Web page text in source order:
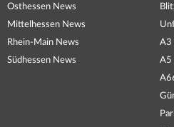
Osthessen News
Mittelhessen News
Rhein-Main News
Südhessen News
A3
A5